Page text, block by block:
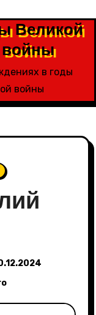
Великой
войны
в годы
войны